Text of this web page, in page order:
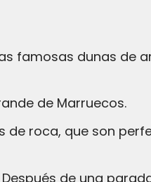
famosas dunas de
de Marruecos.
de roca, que son
de una